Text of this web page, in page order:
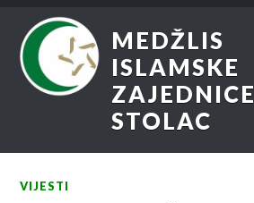
MEDŽLIS
ISLAMSKE
ZAJEDNICE
STOLAC
VIJESTI